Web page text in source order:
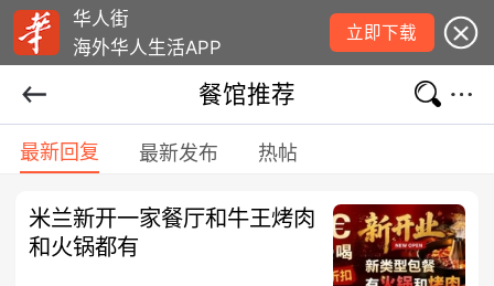
华人街
海外华人生活APP
立即下载
餐馆推荐
最新回复 最新发布 热帖
米兰新开一家餐厅和牛王烤肉
和火锅都有